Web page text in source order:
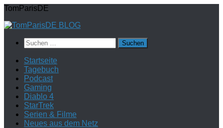
Zum
springen
TomParisDE
Suchen
nach:
Startseite
Tagebuch
Podcast
Gaming
Diablo 4
StarTrek
Serien & Filme
Neues aus dem Netz